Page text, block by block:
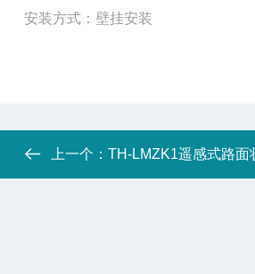
安装方式：壁挂安装
上一个： TH-LMZK1遥感式路面